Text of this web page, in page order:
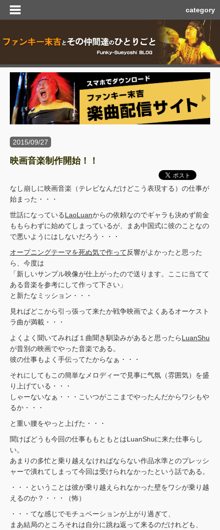
category
2015/09/27
映画音楽制作開始！！
なし崩しに映画音楽（テレビなんだけどこう表現する）の仕事が
始まった・・・
世話になっているLaoLuanからの依頼なのでギャラも決めず前金
ももらわずに始めてしまっているが、まあ中国式に彼のことなの
で悪いようにはしないだろう・・・
オープニングテーマを死ぬ気で作って反響がよかったと思った
ら、今度は
「新しいサンプル映像が仕上がったので送ります。ここに当てて
ある音楽を参考にして作って下さい」
と新たなミッション・・・
見ればどこから引っ張って来たか戦争映画でよくあるオーケスト
ラ曲が満載・・・
よくよく聞いてみれば１曲聞き馴染みがあると思ったらLuanShu
が昔別の映画でやった音楽である。
彼の仕事もよく手伝ってたからなぁ・・・
それにしてもこの簡単なメロディーで見事に气氛（雰囲気）を盛
り上げている・・・
しゃーないなぁ・・・こいつがここまでやったんだからワシもや
るか・・・
と重い腰をやっと上げた・・・
聞けばどうも今回の仕事ももともとはLuanShuに来た仕事らし
い。
あまりの多忙と乗り越えなければならない作品水準とのプレッシ
ャーで潰れてしまって今回は受けられなかったという話である。
・・・ということは彼が乗り越えられなかった壁をワシが乗り越
えるのか？・・・（怖）
・・・てな感じでモチュベーションが上がり過ぎて、
まあ結局のところそれは自分に跳ね返って来るのだけれども、